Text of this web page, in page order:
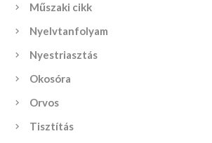
Műszaki cikk
Nyelvtanfolyam
Nyestriasztás
Okosóra
Orvos
Tisztítás